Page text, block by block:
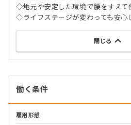
◇地元や安定した環境で腰をすえて
◇ライフステージが変わっても安心
閉じる
働く条件
雇用形態